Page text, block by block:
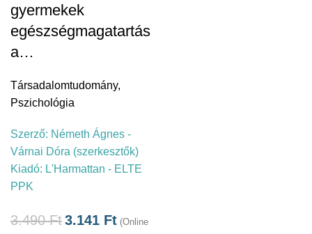
gyermekek
egészségmagatartás
a…
Társadalomtudomány,
Pszichológia
Szerző: Németh Ágnes -
Várnai Dóra (szerkesztők)
Kiadó: L'Harmattan - ELTE
PPK
3.490Ft3.141 Ft (Online